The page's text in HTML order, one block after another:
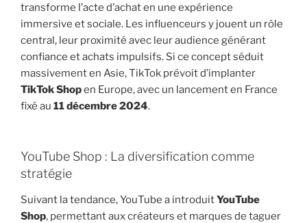
transforme l’acte d’achat en une expérience
immersive et sociale. Les influenceurs y jouent un rôle
central, leur proximité avec leur audience générant
confiance et achats impulsifs. Si ce concept séduit
massivement en Asie, TikTok prévoit d’implanter
TikTok Shopen Europe, avec un lancement en France
fixé au 11 décembre 2024.
YouTube Shop : La diversification comme
stratégie
Suivant la tendance, YouTube a introduitYouTube
Shop, permettant aux créateurs et marques de taguer